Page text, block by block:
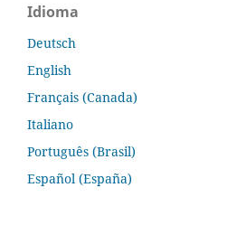
Idioma
Deutsch
English
Français (Canada)
Italiano
Português (Brasil)
Español (España)